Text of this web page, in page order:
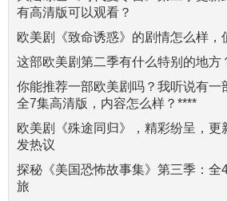
有高清版可以观看？
欧美剧《致命诱惑》的剧情怎么样，
这部欧美剧第二季有什么特别的地方
你能推荐一部欧美剧吗？我听说有一
全7集高清版，内容怎么样？****
欧美剧《殊途同归》，精彩纷呈，更
发热议
探秘《美国恐怖故事集》第三季：全
旅